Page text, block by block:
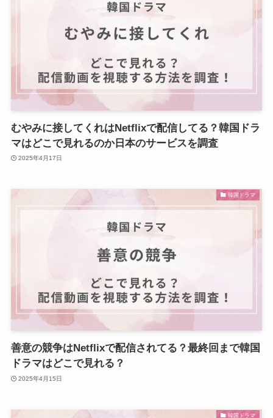
むやみに接してくれはNetflixで配信してる？韓国ドラ
マはどこで見れるのか日本のサービスを調査
2025年4月17日
韓国ドラマ
善意の競争はNetflixで配信されてる？最終回まで韓国
ドラマはどこで見れる？
2025年4月15日
韓国ドラマ